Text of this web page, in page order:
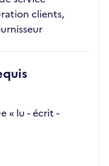
clients,
« lu - écrit -